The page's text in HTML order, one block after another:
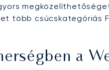
több csúcskategóriás
a